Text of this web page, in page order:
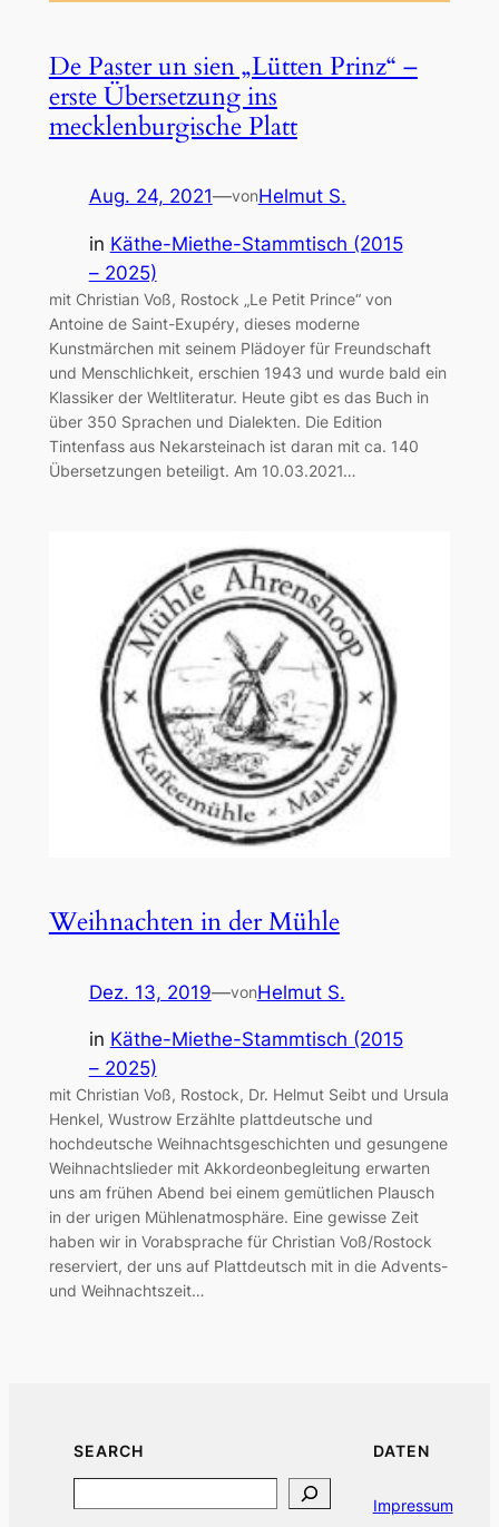
De Paster un sien „Lütten Prinz“ –
erste Übersetzung ins
mecklenburgische Platt
Aug. 24, 2021—vonHelmut S.
in Käthe-Miethe-Stammtisch (2015
– 2025)
mit Christian Voß, Rostock „Le Petit Prince“ von
Antoine de Saint-Exupéry, dieses moderne
Kunstmärchen mit seinem Plädoyer für Freundschaft
und Menschlichkeit, erschien 1943 und wurde bald ein
Klassiker der Weltliteratur. Heute gibt es das Buch in
über 350 Sprachen und Dialekten. Die Edition
Tintenfass aus Nekarsteinach ist daran mit ca. 140
Übersetzungen beteiligt. Am 10.03.2021…
Weihnachten in der Mühle
Dez. 13, 2019—vonHelmut S.
in Käthe-Miethe-Stammtisch (2015
– 2025)
mit Christian Voß, Rostock, Dr. Helmut Seibt und Ursula
Henkel, Wustrow Erzählte plattdeutsche und
hochdeutsche Weihnachtsgeschichten und gesungene
Weihnachtslieder mit Akkordeonbegleitung erwarten
uns am frühen Abend bei einem gemütlichen Plausch
in der urigen Mühlenatmosphäre. Eine gewisse Zeit
haben wir in Vorabsprache für Christian Voß/Rostock
reserviert, der uns auf Plattdeutsch mit in die Advents-
und Weihnachtszeit…
SEARCH DATEN
Impressum